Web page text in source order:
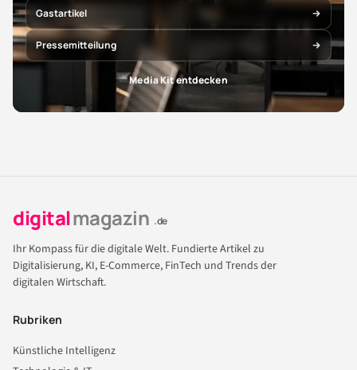
Gastartikel
Pressemitteilung
Media Kit entdecken
digitalmagazin .de
Ihr Kompass für die digitale Welt. Fundierte Artikel zu
Digitalisierung, KI, E-Commerce, FinTech und Trends der
digitalen Wirtschaft.
Rubriken
Künstliche Intelligenz